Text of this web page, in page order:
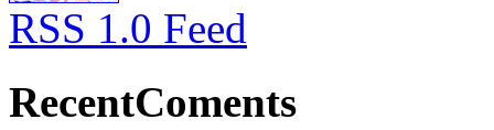
RSS 1.0 Feed
RecentComents